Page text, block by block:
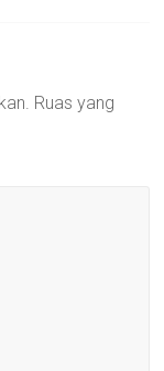
Ruas yang